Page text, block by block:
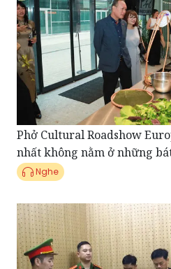
Phở Cultural Roadshow
nhất không nằm ở những
Nghe